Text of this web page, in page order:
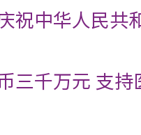
祝中华人民共
三千万元 支